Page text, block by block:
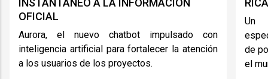
INSTANTÁNEO A LA INFORMACIÓN
OFICIAL
Aurora, el nuevo chatbot impulsado con
inteligencia artificial para fortalecer la atención
a los usuarios de los proyectos.
Un
de
el